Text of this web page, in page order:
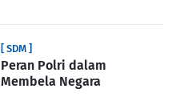
[ SDM ]
Peran Polri dalam
Membela Negara